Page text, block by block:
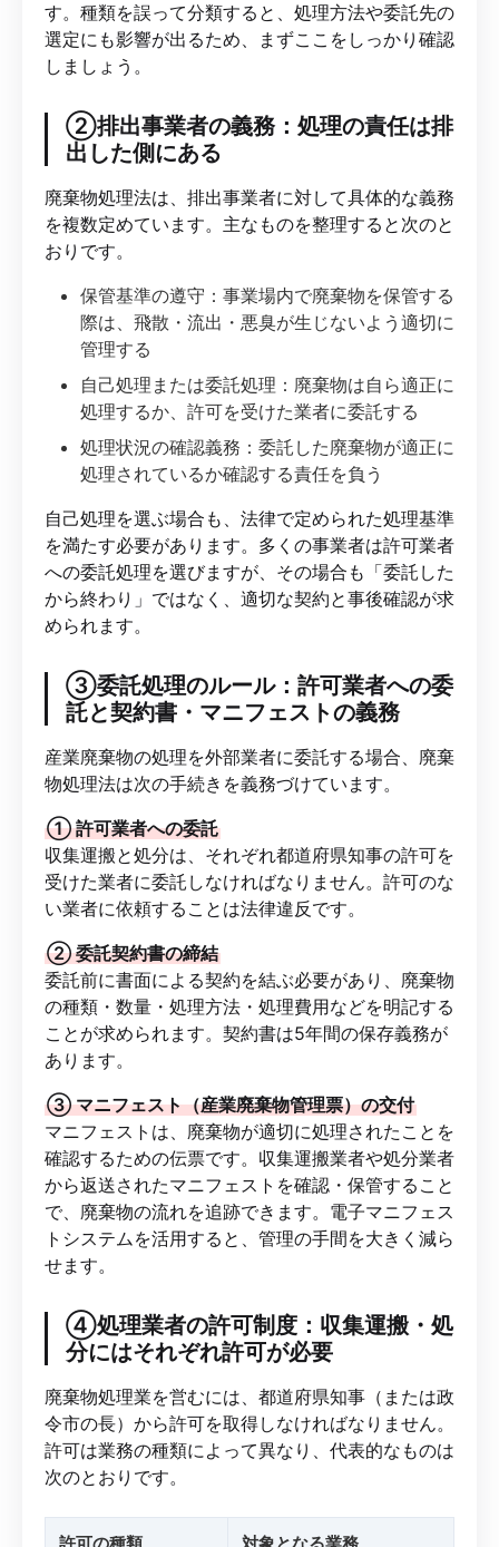
す。種類を誤って分類すると、処理方法や委託先の
選定にも影響が出るため、まずここをしっかり確認
しましょう。
②排出事業者の義務：処理の責任は排
出した側にある
廃棄物処理法は、排出事業者に対して具体的な義務
を複数定めています。主なものを整理すると次のと
おりです。
保管基準の遵守：事業場内で廃棄物を保管する
際は、飛散・流出・悪臭が生じないよう適切に
管理する
自己処理または委託処理：廃棄物は自ら適正に
処理するか、許可を受けた業者に委託する
処理状況の確認義務：委託した廃棄物が適正に
処理されているか確認する責任を負う
自己処理を選ぶ場合も、法律で定められた処理基準
を満たす必要があります。多くの事業者は許可業者
への委託処理を選びますが、その場合も「委託した
から終わり」ではなく、適切な契約と事後確認が求
められます。
③委託処理のルール：許可業者への委
託と契約書・マニフェストの義務
産業廃棄物の処理を外部業者に委託する場合、廃棄
物処理法は次の手続きを義務づけています。
① 許可業者への委託
収集運搬と処分は、それぞれ都道府県知事の許可を
受けた業者に委託しなければなりません。許可のな
い業者に依頼することは法律違反です。
② 委託契約書の締結
委託前に書面による契約を結ぶ必要があり、廃棄物
の種類・数量・処理方法・処理費用などを明記する
ことが求められます。契約書は5年間の保存義務が
あります。
③ マニフェスト（産業廃棄物管理票）の交付
マニフェストは、廃棄物が適切に処理されたことを
確認するための伝票です。収集運搬業者や処分業者
から返送されたマニフェストを確認・保管すること
で、廃棄物の流れを追跡できます。電子マニフェス
トシステムを活用すると、管理の手間を大きく減ら
せます。
④処理業者の許可制度：収集運搬・処
分にはそれぞれ許可が必要
廃棄物処理業を営むには、都道府県知事（または政
令市の長）から許可を取得しなければなりません。
許可は業務の種類によって異なり、代表的なものは
次のとおりです。